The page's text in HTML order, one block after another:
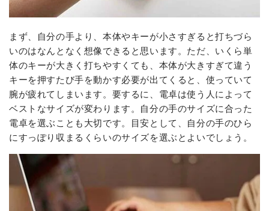
まず、自分の手より、本体やキーが小さすぎると打ちづら
いのはなんとなく想像できると思います。ただ、いくら単
体のキーが大きく打ちやすくても、本体が大きすぎて違う
キーを押すたび手を動かす必要が出てくると、使っていて
腕が疲れてしまいます。要するに、電卓は使う人によって
ベストなサイズが変わります。自分の手のサイズに合った
電卓を選ぶことも大切です。目安として、自分の手のひら
にすっぽり収まるくらいのサイズを選ぶとよいでしょう。